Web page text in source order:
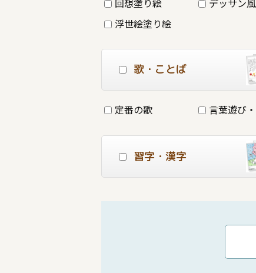
浮世絵塗り絵
歌・ことば
定番の歌 言葉遊び
習字・漢字